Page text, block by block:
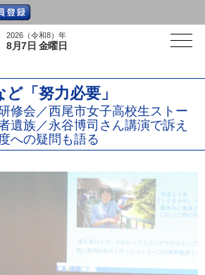
2026（令和8）年
8月7日 金曜日
「努力必要」
修会／西尾市女子高校生ストー
遺族／永谷博司さん講演で訴え
への疑問も語る